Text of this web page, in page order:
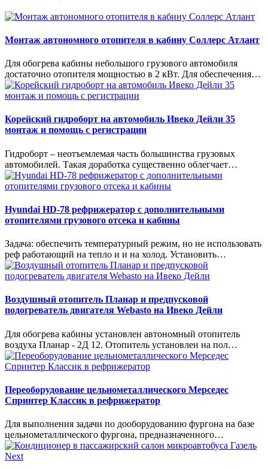
Монтаж автономного отопителя в кабину Соллерс Атлант
Для обогрева кабины небольшого грузового автомобиля
достаточно отопителя мощностью в 2 кВт. Для обеспечения…
Корейский гидроборт на автомобиль Ивеко Дейли 35
монтаж и помощь с регистрации
Гидроборт – неотъемлемая часть большинства грузовых
автомобилей. Такая доработка существенно облегчает…
Hyundai HD-78 рефрижератор с дополнительными
отопителями грузового отсека и кабины
Задача: обеспечить температурный режим, но не использовать
реф работающий на тепло и и на холод. Установить…
Воздушный отопитель Планар и предпусковой
подогреватель двигателя Webasto на Ивеко Дейли
Для обогрева кабины установлен автономный отопитель
воздуха Планар - 2Д 12. Отопитель установлен на пол…
Переоборудование цельнометаллического Мерседес
Спринтер Классик в рефрижератор
Для выполнения задачи по дооборудованию фургона на базе
цельнометаллического фургона, предназначенного…